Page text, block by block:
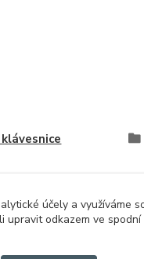
účely a využíváme
odkazem ve spodní